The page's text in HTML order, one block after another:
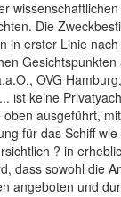
Die
in erster Linie
OVG
ist keine
ausgeführt,
für das Schiff
? in
dass sowohl die
angeboten und